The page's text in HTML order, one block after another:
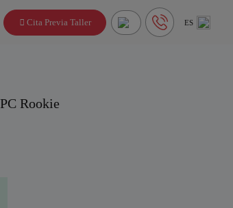
Cita Previa Taller ES
Rookie